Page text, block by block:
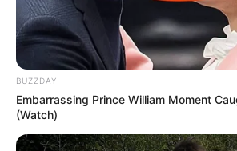
BUZZDAY
Embarrassing Prince William Moment
(Watch)